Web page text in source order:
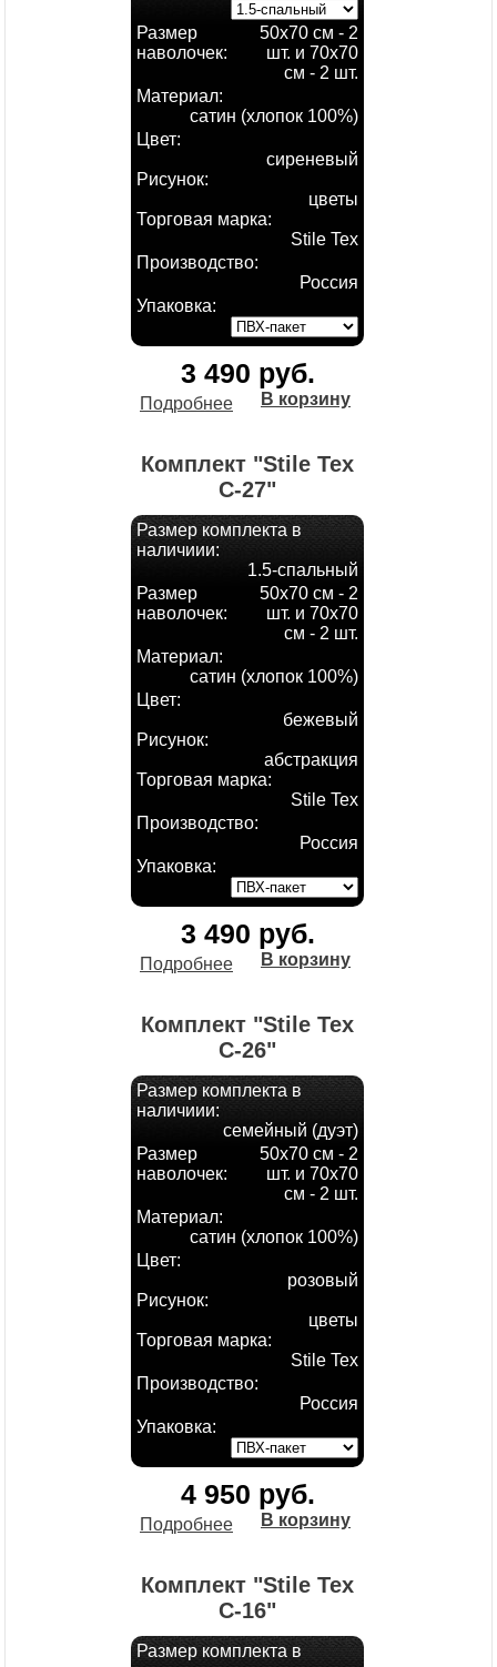
Размер
наволочек:
50х70 см - 2
шт. и 70х70
см - 2 шт.
Материал:
сатин (хлопок 100%)
Цвет:
сиреневый
Рисунок:
цветы
Торговая марка:
Stile Tex
Производство:
Россия
Упаковка:
3 490 руб.
Подробнее В корзину
Комплект "Stile Tex
С-27"
Размер комплекта в
наличиии:
1.5-спальный
Размер
наволочек:
50х70 см - 2
шт. и 70х70
см - 2 шт.
Материал:
сатин (хлопок 100%)
Цвет:
бежевый
Рисунок:
абстракция
Торговая марка:
Stile Tex
Производство:
Россия
Упаковка:
3 490 руб.
Подробнее В корзину
Комплект "Stile Tex
С-26"
Размер комплекта в
наличиии:
семейный (дуэт)
Размер
наволочек:
50х70 см - 2
шт. и 70х70
см - 2 шт.
Материал:
сатин (хлопок 100%)
Цвет:
розовый
Рисунок:
цветы
Торговая марка:
Stile Tex
Производство:
Россия
Упаковка:
4 950 руб.
Подробнее В корзину
Комплект "Stile Tex
С-16"
Размер комплекта в